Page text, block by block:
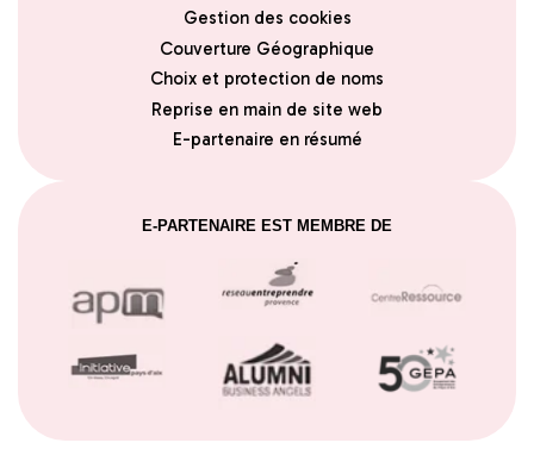
Gestion des cookies
Couverture Géographique
Choix et protection de noms
Reprise en main de site web
E-partenaire en résumé
E-PARTENAIRE EST MEMBRE DE